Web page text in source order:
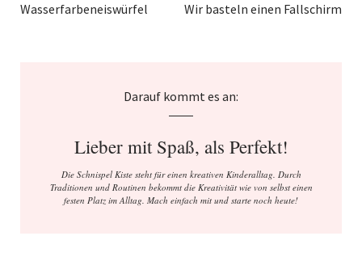
Wasserfarbeneiswürfel Wir basteln einen Fallschirm
Darauf kommt es an:
Lieber mit Spaß, als Perfekt!
Die Schnispel Kiste steht für einen kreativen Kinderalltag. Durch
Traditionen und Routinen bekommt die Kreativität wie von selbst einen
festen Platz im Alltag. Mach einfach mit und starte noch heute!